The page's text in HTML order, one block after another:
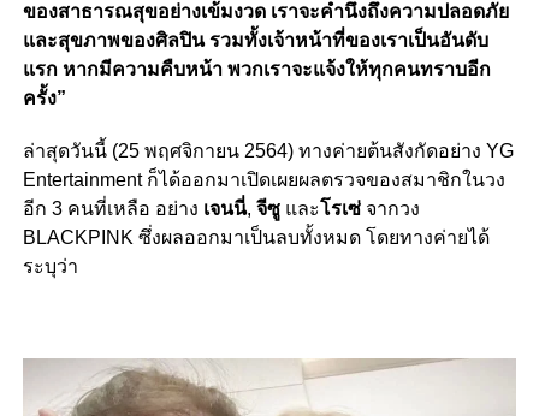
ของสาธารณสุขอย่างเข้มงวด เราจะคำนึงถึงความปลอดภัย
และสุขภาพของศิลปิน รวมทั้งเจ้าหน้าที่ของเราเป็นอันดับ
แรก หากมีความคืบหน้า พวกเราจะแจ้งให้ทุกคนทราบอีก
ครั้ง”
ล่าสุดวันนี้ (25 พฤศจิกายน 2564) ทางค่ายต้นสังกัดอย่าง YG
Entertainment ก็ได้ออกมาเปิดเผยผลตรวจของสมาชิกในวง
อีก 3 คนที่เหลือ อย่าง เจนนี่, จีซูและ โรเซ่จากวง
BLACKPINK ซึ่งผลออกมาเป็นลบทั้งหมด โดยทางค่ายได้
ระบุว่า